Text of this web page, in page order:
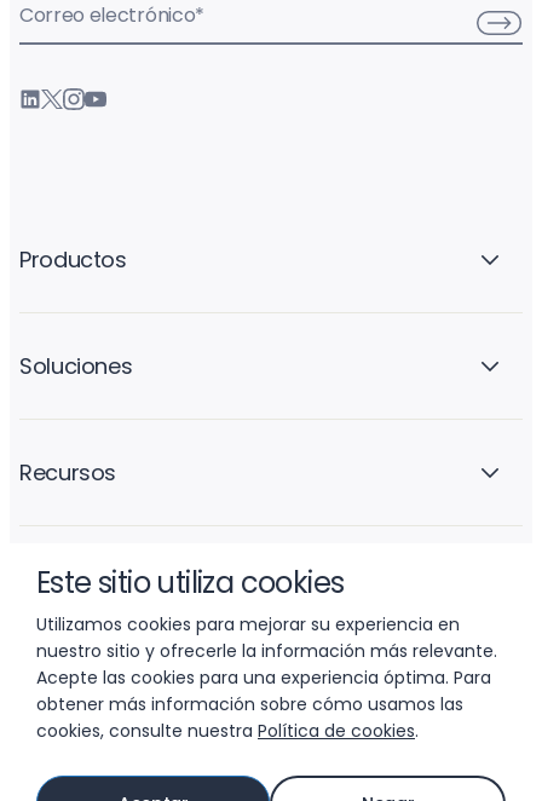
Este sitio utiliza cookies
Utilizamos cookies para mejorar su experiencia en
nuestro sitio y ofrecerle la información más relevante.
Acepte las cookies para una experiencia óptima. Para
obtener más información sobre cómo usamos las
cookies, consulte nuestra Política de cookies.
Correo electrónico*
Productos
Soluciones
Recursos
La empresa
© 2026 LIFTOFF, INC.